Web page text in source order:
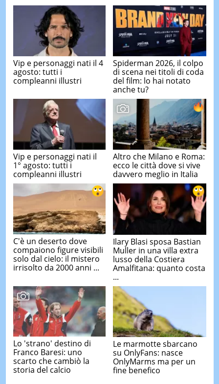
Vip e personaggi nati il 4
agosto: tutti i
compleanni illustri
Spiderman 2026, il colpo
di scena nei titoli di coda
del film: lo hai notato
anche tu?
Vip e personaggi nati il
1° agosto: tutti i
compleanni illustri
Altro che Milano e Roma:
ecco le città dove si vive
davvero meglio in Italia
C'è un deserto dove
compaiono figure visibili
solo dal cielo: il mistero
irrisolto da 2000 anni ...
Ilary Blasi sposa Bastian
Muller in una villa extra
lusso della Costiera
Amalfitana: quanto costa
...
Lo 'strano' destino di
Franco Baresi: uno
scarto che cambiò la
storia del calcio
Le marmotte sbarcano
su OnlyFans: nasce
OnlyMarms ma per un
fine benefico